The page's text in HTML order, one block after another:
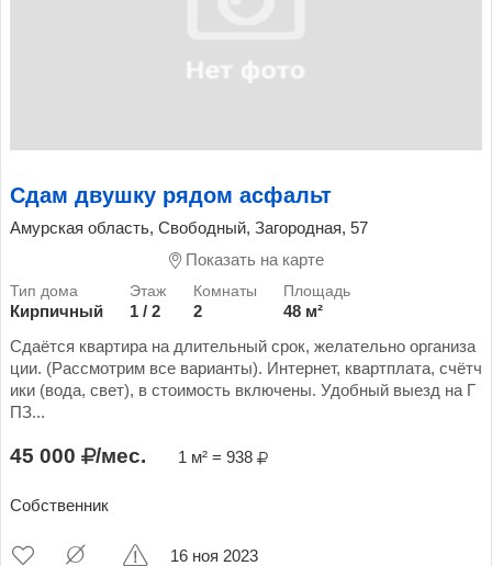
Сдам двушку рядом асфальт
Амурская область, Свободный, Загородная, 57
Показать на карте
Кирпичный 1 / 2 2
48 м²
Сдаётся квартира на длительный срок, желательно организа
ции. (Рассмотрим все варианты). Интернет, квартплата, счётч
ики (вода, свет), в стоимость включены. Удобный выезд на Г
ПЗ...
45 000 /мес. 1 м² = 938
Собственник
16 ноя 2023